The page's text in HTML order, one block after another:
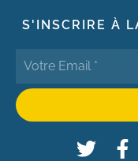
S'INSCRIRE À